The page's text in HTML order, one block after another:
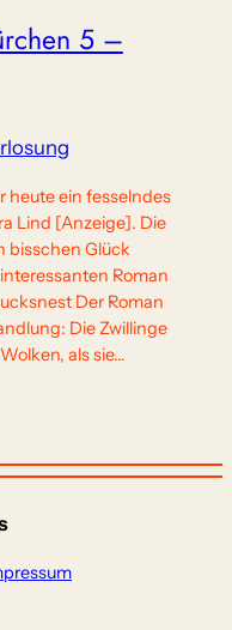
5 –
heute ein fesselndes
Lind [Anzeige]. Die
bisschen Glück
Roman
Der Roman
Die Zwillinge
als sie…